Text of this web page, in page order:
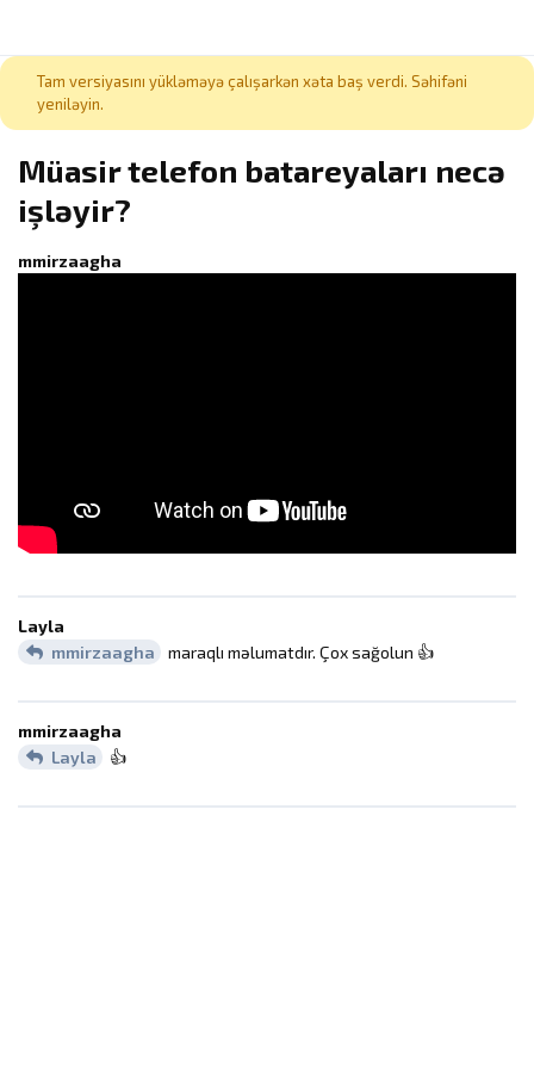
Tam versiyasını yükləməyə çalışarkən xəta baş verdi. Səhifəni
yeniləyin.
Müasir telefon batareyaları necə
işləyir?
mmirzaagha
Layla
mmirzaagha
maraqlı məlumatdır. Çox sağolun 👍️
mmirzaagha
Layla
👍️